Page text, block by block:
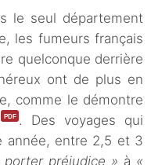
le seul département
les fumeurs français
quelconque derrière
ont de plus en
comme le démontre
. Des voyages qui
année, entre 2,5 et 3
porter préjudice » à «